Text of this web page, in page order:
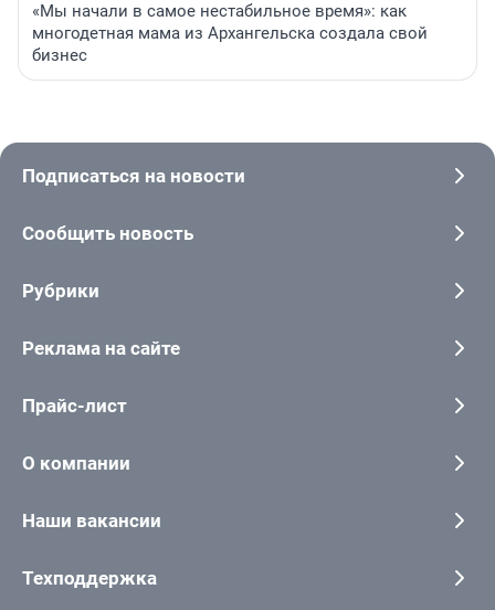
«Мы начали в самое нестабильное время»: как
многодетная мама из Архангельска создала свой
бизнес
Подписаться на новости
Сообщить новость
Рубрики
Реклама на сайте
Прайс-лист
О компании
Наши вакансии
Техподдержка